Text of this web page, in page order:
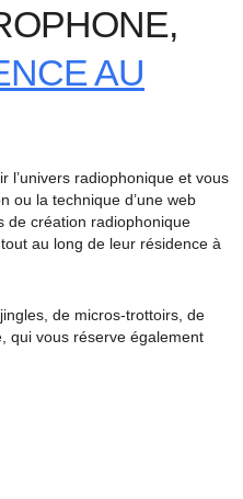
AU
l’univers radiophonique et vous
ou la technique d’une web
de création radiophonique
au long de leur résidence à
de micros-trottoirs, de
qui vous réserve également